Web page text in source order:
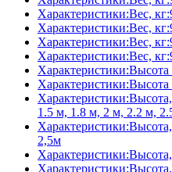
Характеристики:Вес,
Характеристики:Вес,
Характеристики:Вес,
Характеристики:Вес,
1.5 м, 1.8 м, 2 м, 2.2 м,
2,5м